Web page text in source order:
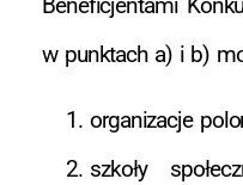
w punktach a) i b)
organizacje
szkoły